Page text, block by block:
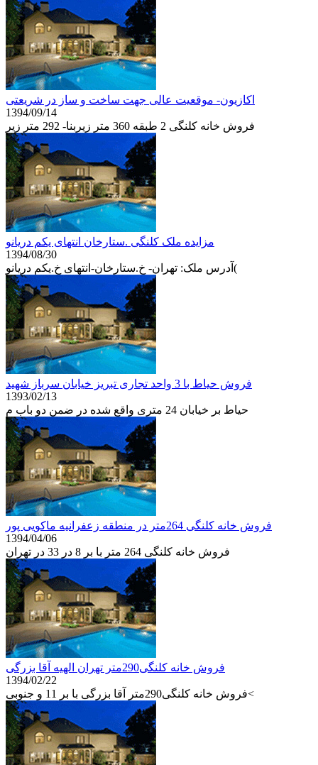
اکازیون- موقعیت عالی جهت ساخت و ساز در شریعتی
1394/09/14
فروش خانه کلنگی 2 طبقه 360 متر زیربنا- 292 متر زیر
مزایده ملک کلنگی .ستارخان انتهای یکم دریانو
1394/08/30
آدرس ملک: تهران- خ.ستارخان-انتهای خ.یکم دریانو(
فروش حیاط با 3 واحد تجاری تبریز خیابان سرباز شهید
1393/02/13
حیاط بر خیابان 24 متری واقع شده در ضمن دو باب م
فروش خانه کلنگی 264متر در منطقه زعفرانیه ماکویی پور
1394/04/06
فروش خانه کلنگی 264 متر با بر 8 در 33 در تهران
فروش خانه کلنگی290متر تهران الهیه آقا بزرگی
1394/02/22
فروش خانه کلنگی290متر آقا بزرگی با بر 11 و جنوبی<